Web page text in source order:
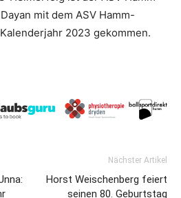
mit dem ASV Hamm-
2023 gekommen.
Nächster Artikel
Horst Weischenberg feiert
seinen 80. Geburtstag